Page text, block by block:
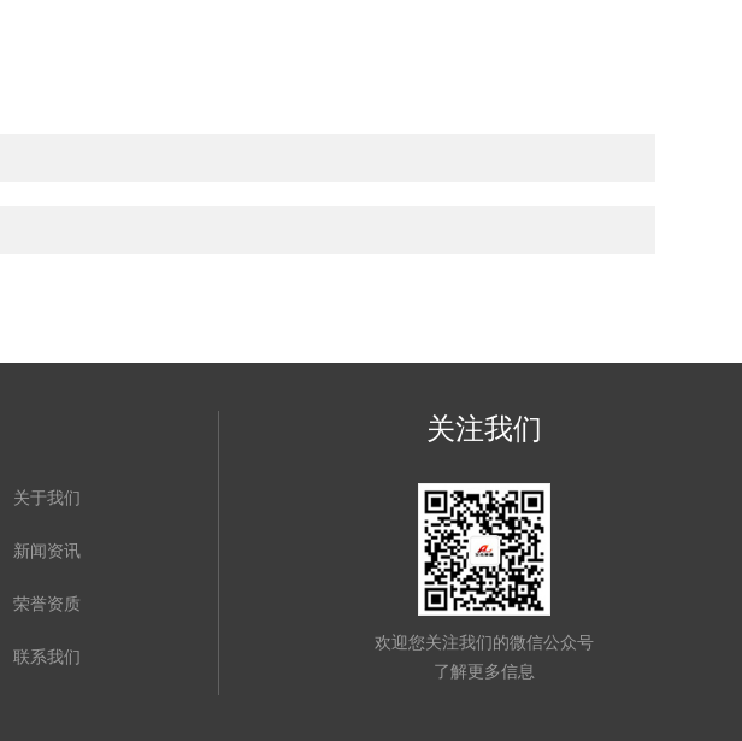
关于我们
新闻资讯
荣誉资质
联系我们
关注我们
欢迎您关注我们的微信公众号
了解更多信息